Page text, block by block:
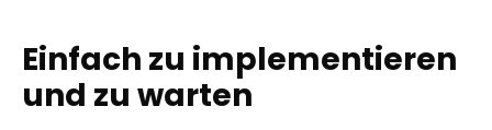
Einfach zu implementieren
und zu warten